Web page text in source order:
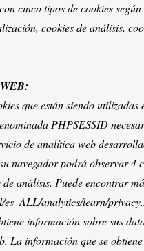
cinco tipos de cookies
cookies de análisis,
que están siendo
PHPSESSID
de analítica web
navegador podrá observar 4
análisis. Puede encontrar
es_ALL/analytics/learn/
información sobre sus
La información que se